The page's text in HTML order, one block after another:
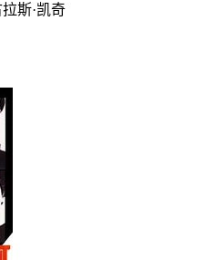
拉斯·凯奇